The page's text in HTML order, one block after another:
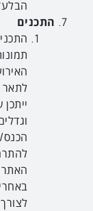
התכנים
לתאר
האתר